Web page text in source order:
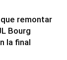
remontar
Bourg
la final